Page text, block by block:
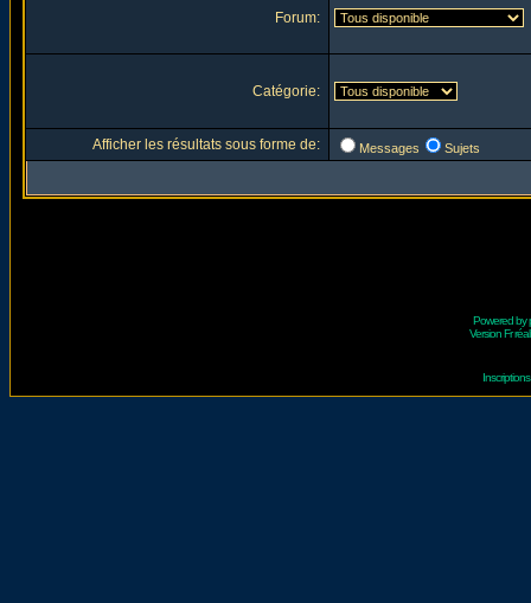
Forum:
Catégorie:
Afficher les résultats sous forme de: Messages Sujets
Powered by
Version Fr